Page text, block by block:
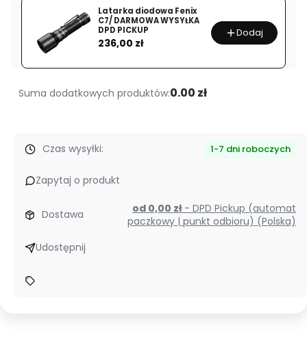
Adjustable
Clamp
i
VND
Latarka diodowa Fenix
C7/ DARMOWA WYSYŁKA
DPD PICKUP
Cena
236,00 zł
Dodaj
Suma dodatkowych produktów:0.00 zł
Czas wysyłki: 1-7 dni roboczych
Zapytaj o produkt
Dostawa od 0,00 zł - DPD Pickup (automat
paczkowy | punkt odbioru) (Polska)
Udostępnij